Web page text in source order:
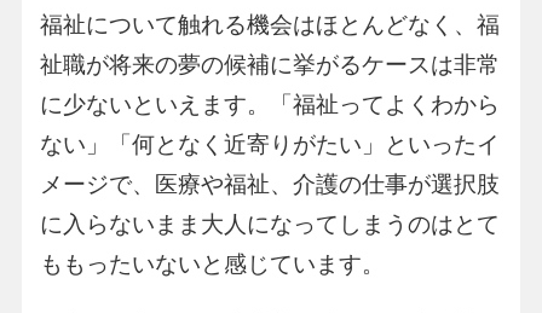
福祉について触れる機会はほとんどなく、福
祉職が将来の夢の候補に挙がるケースは非常
に少ないといえます。「福祉ってよくわから
ない」「何となく近寄りがたい」といったイ
メージで、医療や福祉、介護の仕事が選択肢
に入らないまま大人になってしまうのはとて
ももったいないと感じています。